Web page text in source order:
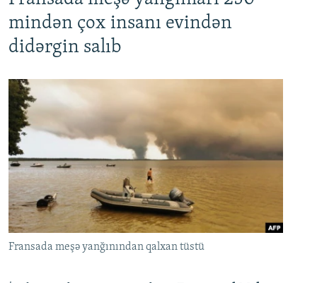
mindən çox insanı evindən
didərgin salıb
Fransada meşə yanğınından qalxan tüstü